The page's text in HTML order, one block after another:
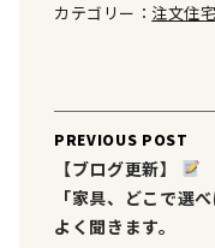
カテゴリー： 注文住
Post
navigation
PREVIOUS POST
【ブログ更新】
「家具、どこで選
よく聞きます。